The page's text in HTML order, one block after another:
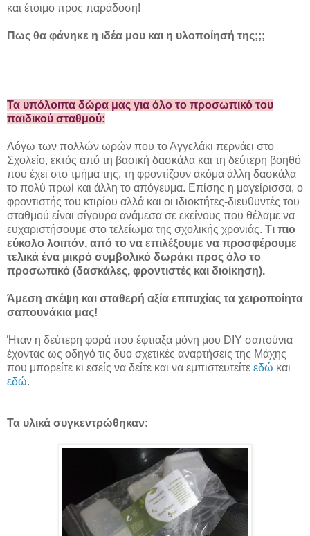
και έτοιμο προς παράδοση!
Πως θα φάνηκε η ιδέα μου και η υλοποίησή της;;;
Τα υπόλοιπα δώρα μας για όλο το προσωπικό του
παιδικού σταθμού:
Λόγω των πολλών ωρών που το Αγγελάκι περνάει στο
Σχολείο, εκτός από τη βασική δασκάλα και τη δεύτερη βοηθό
που έχει στο τμήμα της, τη φροντίζουν ακόμα άλλη δασκάλα
το πολύ πρωί και άλλη το απόγευμα. Επίσης η μαγείρισσα, ο
φροντιστής του κτιρίου αλλά και οι ιδιοκτήτες-διευθυντές του
σταθμού είναι σίγουρα ανάμεσα σε εκείνους που θέλαμε να
ευχαριστήσουμε στο τελείωμα της σχολικής χρονιάς. Τι πιο
εύκολο λοιπόν, από το να επιλέξουμε να προσφέρουμε
τελικά ένα μικρό συμβολικό δωράκι προς όλο το
προσωπικό (δασκάλες, φροντιστές και διοίκηση).
Άμεση σκέψη και σταθερή αξία επιτυχίας τα χειροποίητα
σαπουνάκια μας!
Ήταν η δεύτερη φορά που έφτιαξα μόνη μου DIY σαπούνια
έχοντας ως οδηγό τις δυο σχετικές αναρτήσεις της Μάχης
που μπορείτε κι εσείς να δείτε και να εμπιστευτείτε εδώ και
εδώ.
Τα υλικά συγκεντρώθηκαν: